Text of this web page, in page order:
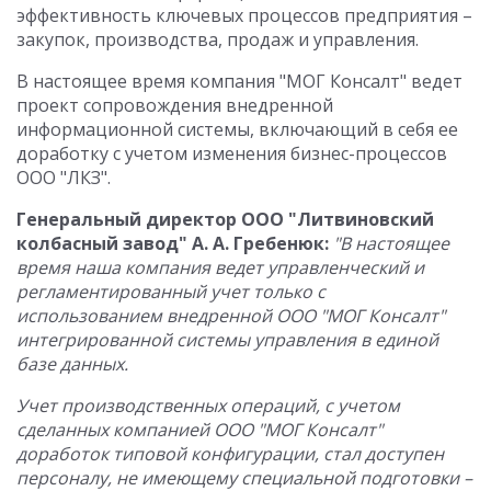
эффективность ключевых процессов предприятия –
закупок, производства, продаж и управления.
В настоящее время компания "МОГ Консалт" ведет
проект сопровождения внедренной
информационной системы, включающий в себя ее
доработку с учетом изменения бизнес-процессов
ООО "ЛКЗ".
Генеральный директор ООО "Литвиновский
колбасный завод" А. А. Гребенюк: "В настоящее
время наша компания ведет управленческий и
регламентированный учет только с
использованием внедренной ООО "МОГ Консалт"
интегрированной системы управления в единой
базе данных.
Учет производственных операций, с учетом
сделанных компанией ООО "МОГ Консалт"
доработок типовой конфигурации, стал доступен
персоналу, не имеющему специальной подготовки –